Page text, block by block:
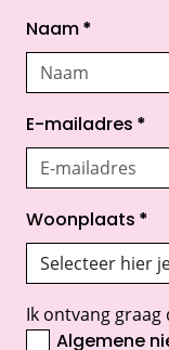
Naam *
E-mailadres *
Woonplaats *
Ik ontvang
Algemene